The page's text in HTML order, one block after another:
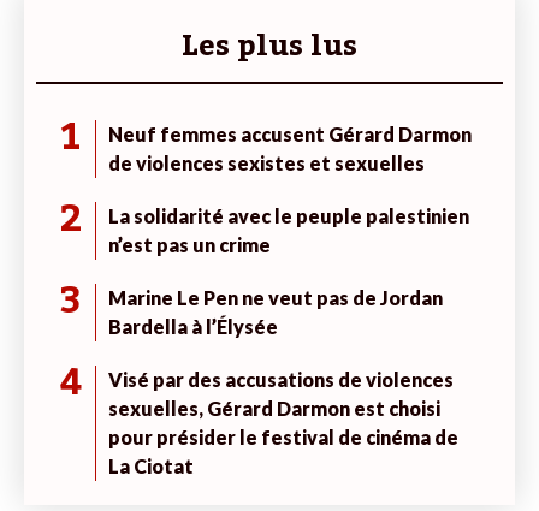
Les plus lus
1
Neuf femmes accusent Gérard Darmon
de violences sexistes et sexuelles
2
La solidarité avec le peuple palestinien
n’est pas un crime
3
Marine Le Pen ne veut pas de Jordan
Bardella à l’Élysée
4
Visé par des accusations de violences
sexuelles, Gérard Darmon est choisi
pour présider le festival de cinéma de
La Ciotat